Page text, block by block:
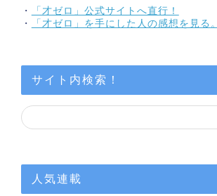
・
「才ゼロ」公式サイトへ直行！
・
「才ゼロ」を手にした人の感想を見る。
サイト内検索！
人気連載